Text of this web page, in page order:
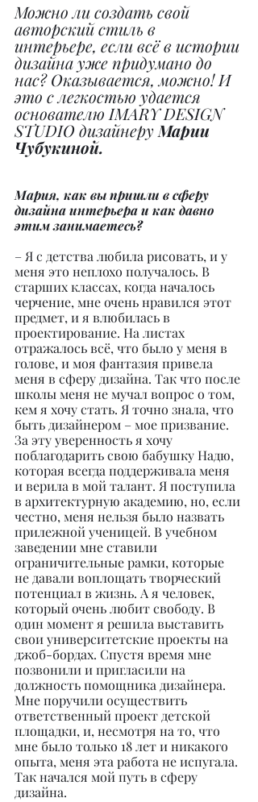
Можно ли создать свой
авторский стиль в
интерьере, если всё в истории
дизайна уже придумано до
нас? Оказывается, можно! И
это с легкостью удается
основателю IMARY DESIGN
STUDIO дизайнеру Марии
Чубукиной.
Мария, как вы пришли в сферу
дизайна интерьера и как давно
этим занимаетесь?
– Я с детства любила рисовать, и у
меня это неплохо получалось. В
старших классах, когда началось
черчение, мне очень нравился этот
предмет, и я влюбилась в
проектирование. На листах
отражалось всё, что было у меня в
голове, и моя фантазия привела
меня в сферу дизайна. Так что после
школы меня не мучал вопрос о том,
кем я хочу стать. Я точно знала, что
быть дизайнером – мое призвание.
За эту уверенность я хочу
поблагодарить свою бабушку Надю,
которая всегда поддерживала меня
и верила в мой талант. Я поступила
в архитектурную академию, но, если
честно, меня нельзя было назвать
прилежной ученицей. В учебном
заведении мне ставили
ограничительные рамки, которые
не давали воплощать творческий
потенциал в жизнь. А я человек,
который очень любит свободу. В
один момент я решила выставить
свои университетские проекты на
джоб-бордах. Спустя время мне
позвонили и пригласили на
должность помощника дизайнера.
Мне поручили осуществить
ответственный проект детской
площадки, и, несмотря на то, что
мне было только 18 лет и никакого
опыта, меня эта работа не испугала.
Так начался мой путь в сферу
дизайна.